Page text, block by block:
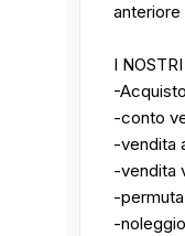
anteriore
I
-
-conto
-vendita
-vendita
-
-